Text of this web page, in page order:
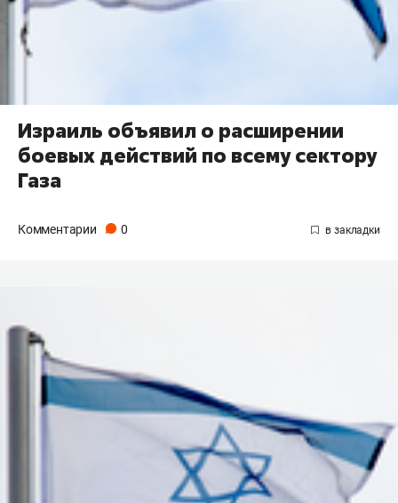
Израиль объявил о расширении
боевых действий по всему сектору
Газа
Комментарии 0